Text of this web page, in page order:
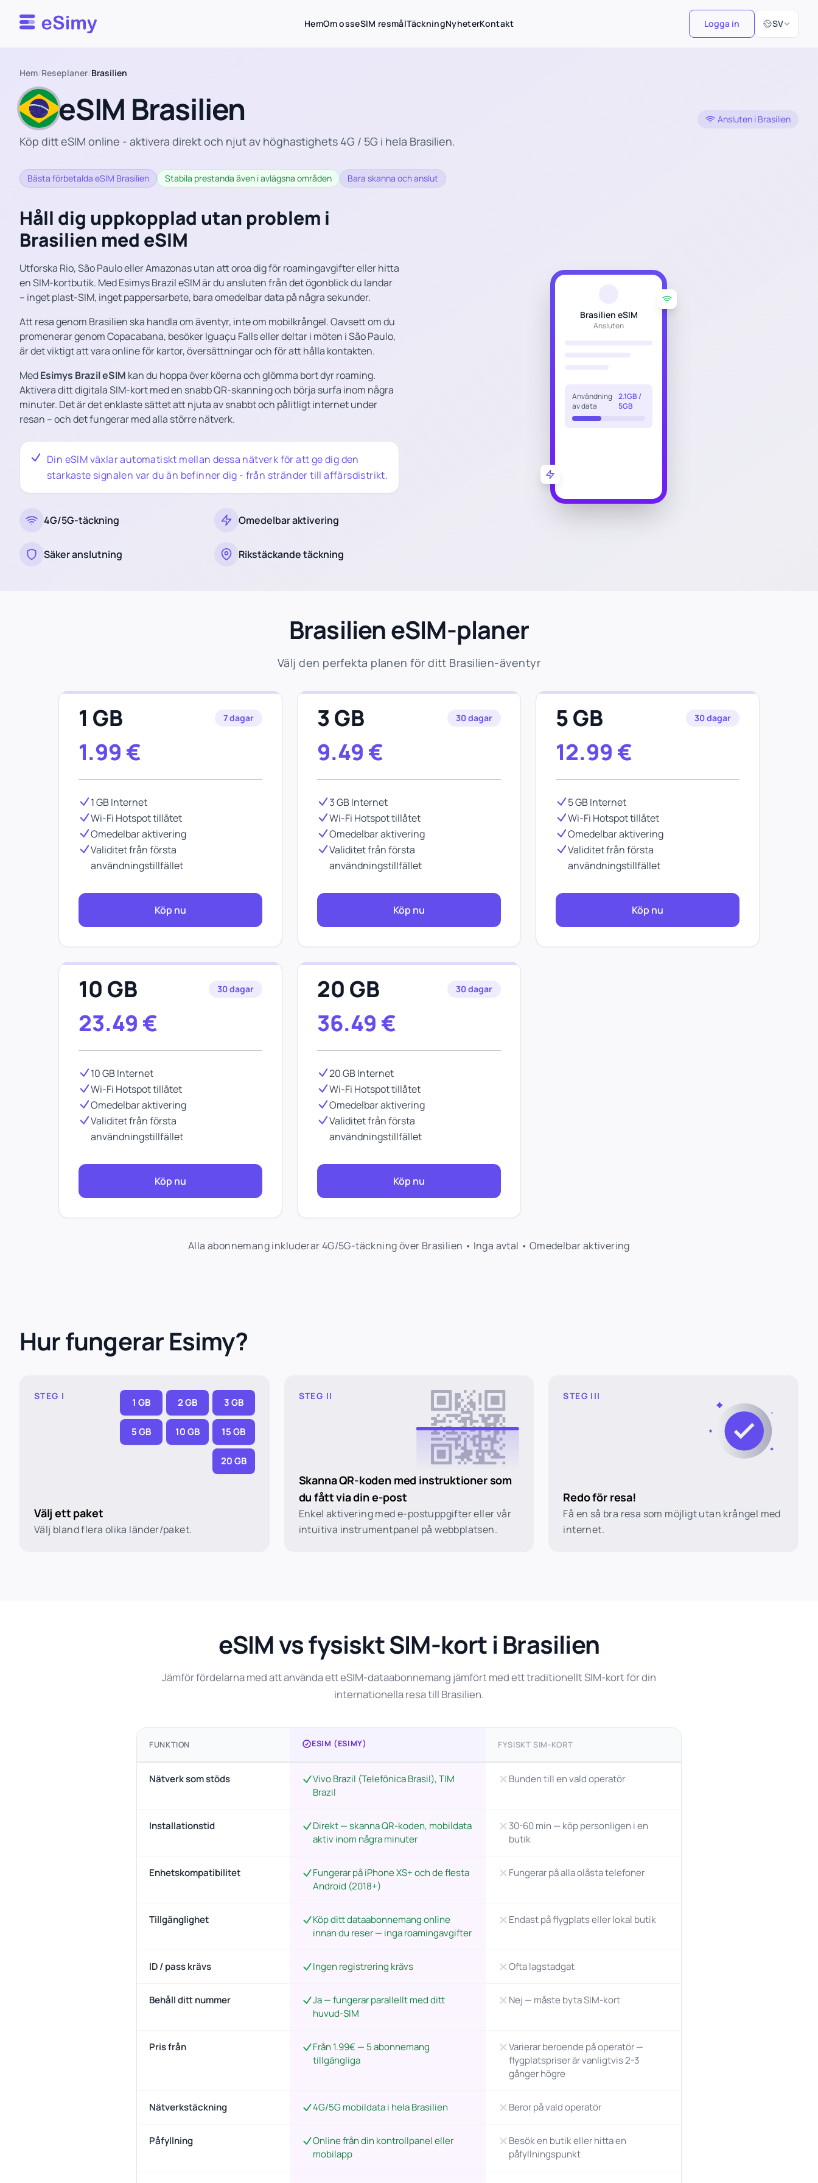
Esimy HemOm osseSIM resmålTäckningNyheterKontakt Logga in SV
Välj språk
Hem/Reseplaner/Brasilien
eSIM Brasilien
Köp ditt eSIM online - aktivera direkt och njut av höghastighets 4G / 5G i hela Brasilien.
Ansluten i Brasilien
Bästa förbetalda eSIM Brasilien Stabila prestanda även i avlägsna områden Bara skanna och anslut
Håll dig uppkopplad utan problem i
Brasilien med eSIM
Utforska Rio, São Paulo eller Amazonas utan att oroa dig för roamingavgifter eller hitta
en SIM-kortbutik. Med Esimys Brazil eSIM är du ansluten från det ögonblick du landar
– inget plast-SIM, inget pappersarbete, bara omedelbar data på några sekunder.
Att resa genom Brasilien ska handla om äventyr, inte om mobilkrångel. Oavsett om du
promenerar genom Copacabana, besöker Iguaçu Falls eller deltar i möten i São Paulo,
är det viktigt att vara online för kartor, översättningar och för att hålla kontakten.
MedEsimys Brazil eSIM kan du hoppa över köerna och glömma bort dyr roaming.
Aktivera ditt digitala SIM-kort med en snabb QR-skanning och börja surfa inom några
minuter. Det är det enklaste sättet att njuta av snabbt och pålitligt internet under
resan – och det fungerar med alla större nätverk.
Din eSIM växlar automatiskt mellan dessa nätverk för att ge dig den
starkaste signalen var du än befinner dig - från stränder till affärsdistrikt.
4G/5G-täckning Omedelbar aktivering
Säker anslutning Rikstäckande täckning
Brasilien eSIM
Ansluten
Användning
av data
2.1GB /
5GB
Brasilien eSIM-planer
Välj den perfekta planen för ditt Brasilien-äventyr
1 GB 7 dagar
1.99 €
1 GB Internet
Wi-Fi Hotspot tillåtet
Omedelbar aktivering
Validitet från första
användningstillfället
Köp nu
3 GB 30 dagar
9.49 €
3 GB Internet
Wi-Fi Hotspot tillåtet
Omedelbar aktivering
Validitet från första
användningstillfället
Köp nu
5 GB 30 dagar
12.99 €
5 GB Internet
Wi-Fi Hotspot tillåtet
Omedelbar aktivering
Validitet från första
användningstillfället
Köp nu
10 GB 30 dagar
23.49 €
10 GB Internet
Wi-Fi Hotspot tillåtet
Omedelbar aktivering
Validitet från första
användningstillfället
Köp nu
20 GB 30 dagar
36.49 €
20 GB Internet
Wi-Fi Hotspot tillåtet
Omedelbar aktivering
Validitet från första
användningstillfället
Köp nu
Alla abonnemang inkluderar 4G/5G-täckning över Brasilien • Inga avtal • Omedelbar aktivering
Hur fungerar Esimy?
STEG I
1 GB 2 GB 3 GB
5 GB 10 GB 15 GB
20 GB
Välj ett paket
Välj bland flera olika länder/paket.
STEG II
Skanna QR-koden med instruktioner som
du fått via din e-post
Enkel aktivering med e-postuppgifter eller vår
intuitiva instrumentpanel på webbplatsen.
STEG III
Redo för resa!
Få en så bra resa som möjligt utan krångel med
internet.
eSIM vs fysiskt SIM-kort i Brasilien
Jämför fördelarna med att använda ett eSIM-dataabonnemang jämfört med ett traditionellt SIM-kort för din
internationella resa till Brasilien.
FUNKTION ESIM (ESIMY) FYSISKT SIM-KORT
Nätverk som stöds
Vivo Brazil (Telefônica Brasil), TIM
Brazil
Bunden till en vald operatör
Installationstid
Direkt — skanna QR-koden, mobildata
aktiv inom några minuter
30-60 min — köp personligen i en
butik
Enhetskompatibilitet
Fungerar på iPhone XS+ och de flesta
Android (2018+)
Fungerar på alla olåsta telefoner
Tillgänglighet
Köp ditt dataabonnemang online
innan du reser — inga roamingavgifter
Endast på flygplats eller lokal butik
ID / pass krävs Ingen registrering krävs Ofta lagstadgat
Behåll ditt nummer
Ja — fungerar parallellt med ditt
huvud-SIM
Nej — måste byta SIM-kort
Pris från
Från 1.99€ — 5 abonnemang
tillgängliga
Varierar beroende på operatör —
flygplatspriser är vanligtvis 2-3
gånger högre
Nätverkstäckning 4G/5G mobildata i hela Brasilien Beror på vald operatör
Påfyllning
Online från din kontrollpanel eller
mobilapp
Besök en butik eller hitta en
påfyllningspunkt